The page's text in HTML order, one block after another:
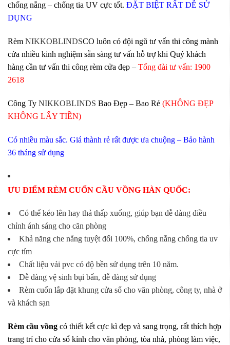
chống nắng – chống tia UV cực tốt. ĐẶT BIỆT RẤT DỄ SỬ
DỤNG
Rèm NIKKOBLINDSCO luôn có đội ngũ tư vấn thi công mành
cửa nhiều kinh nghiệm sẵn sàng tư vấn hỗ trợ khi Quý khách
hàng cần tư vấn thi công rèm cửa đẹp – Tổng đài tư vấn: 1900
2618
Công Ty NIKKOBLINDS Bao Đẹp – Bao Rẻ (KHÔNG ĐẸP
KHÔNG LẤY TIỀN)
Có nhiều màu sắc. Giá thành rẻ rất được ưa chuộng – Bảo hành
36 tháng sử dụng
ƯU ĐIỂM RÈM CUỐN CẦU VỒNG HÀN QUỐC:
Có thể kéo lên hay thả thấp xuống, giúp bạn dễ dàng điều
chỉnh ánh sáng cho căn phòng
Khả năng che nắng tuyệt đối 100%, chống nắng chống tia uv
cực tím
Chất liệu vải pvc có độ bền sử dụng trên 10 năm.
Dễ dàng vệ sinh bụi bẩn, dễ dàng sử dụng
Rèm cuốn lắp đặt khung cửa sổ cho văn phòng, công ty, nhà ở
và khách sạn
Rèm cầu vồng có thiết kết cực kì đẹp và sang trọng, rất thích hợp
trang trí cho cửa sổ kính cho văn phòng, tòa nhà, phòng làm việc,